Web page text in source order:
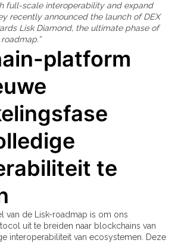
full-scale interoperability and expand
recently announced the launch of DEX
Lisk Diamond, the ultimate phase of
platform
te
van de Lisk-roadmap is om ons
uit te breiden naar blockchains van
interoperabiliteit van ecosystemen. Deze